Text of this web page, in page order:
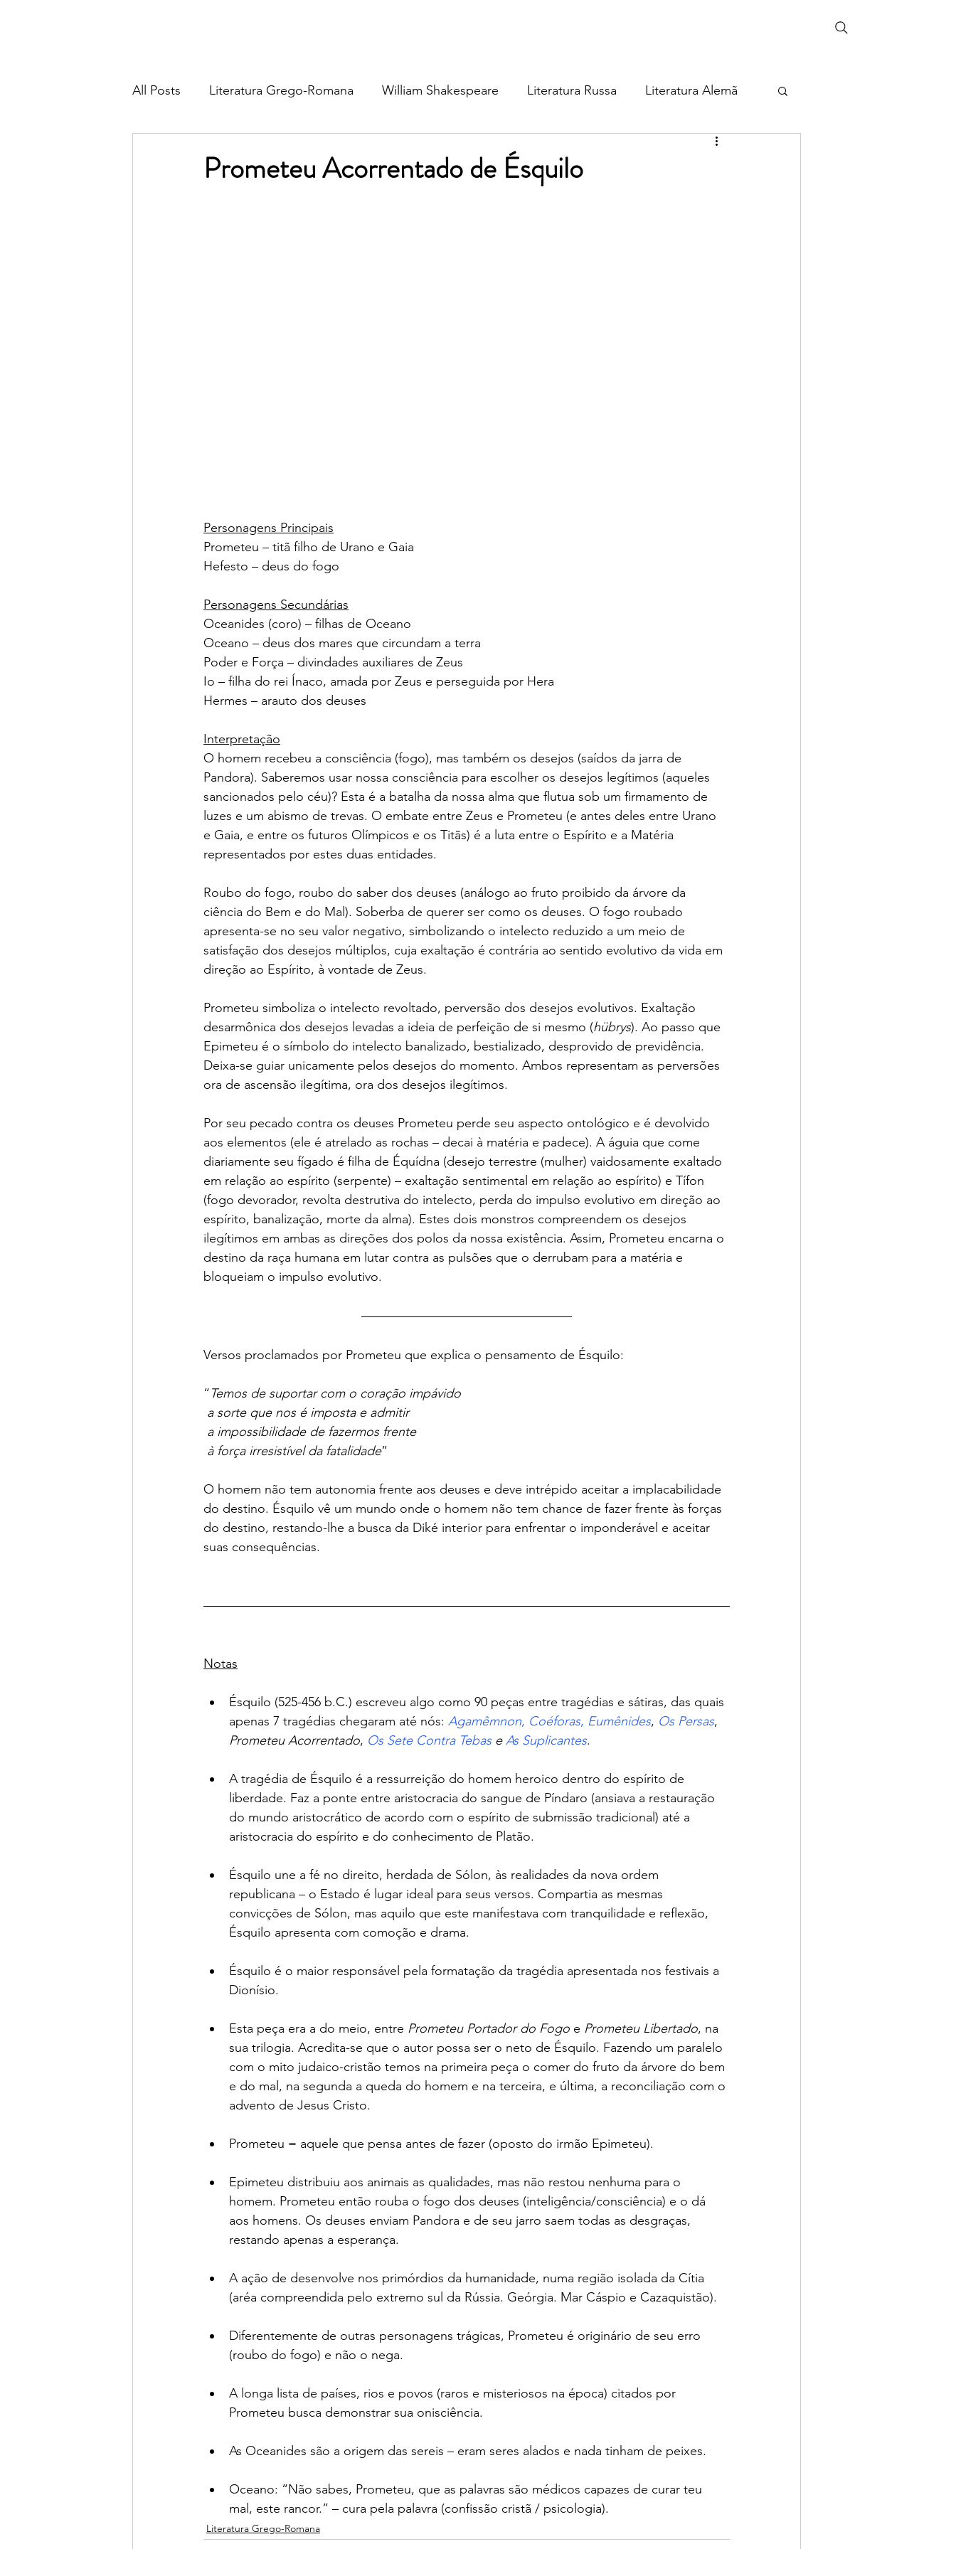
All Posts Literatura Grego-Romana William Shakespeare Literatura Russa Literatura Alemã
Literatura Inglesa
Prometeu Acorrentado de Ésquilo
Personagens Principais
Prometeu – titã filho de Urano e Gaia
Hefesto – deus do fogo
Personagens Secundárias
Oceanides (coro) – filhas de Oceano
Oceano – deus dos mares que circundam a terra
Poder e Força – divindades auxiliares de Zeus
Io – filha do rei Ínaco, amada por Zeus e perseguida por Hera
Hermes – arauto dos deuses
Interpretação
O homem recebeu a consciência (fogo), mas também os desejos (saídos da jarra de
Pandora). Saberemos usar nossa consciência para escolher os desejos legítimos (aqueles
sancionados pelo céu)? Esta é a batalha da nossa alma que flutua sob um firmamento de
luzes e um abismo de trevas. O embate entre Zeus e Prometeu (e antes deles entre Urano
e Gaia, e entre os futuros Olímpicos e os Titãs) é a luta entre o Espírito e a Matéria
representados por estes duas entidades.
Roubo do fogo, roubo do saber dos deuses (análogo ao fruto proibido da árvore da
ciência do Bem e do Mal). Soberba de querer ser como os deuses. O fogo roubado
apresenta-se no seu valor negativo, simbolizando o intelecto reduzido a um meio de
satisfação dos desejos múltiplos, cuja exaltação é contrária ao sentido evolutivo da vida em
direção ao Espírito, à vontade de Zeus.
Prometeu simboliza o intelecto revoltado, perversão dos desejos evolutivos. Exaltação
desarmônica dos desejos levadas a ideia de perfeição de si mesmo (hübrys). Ao passo que
Epimeteu é o símbolo do intelecto banalizado, bestializado, desprovido de previdência.
Deixa-se guiar unicamente pelos desejos do momento. Ambos representam as perversões
ora de ascensão ilegítima, ora dos desejos ilegítimos.
Por seu pecado contra os deuses Prometeu perde seu aspecto ontológico e é devolvido
aos elementos (ele é atrelado as rochas – decai à matéria e padece). A águia que come
diariamente seu fígado é filha de Équídna (desejo terrestre (mulher) vaidosamente exaltado
em relação ao espírito (serpente) – exaltação sentimental em relação ao espírito) e Tífon
(fogo devorador, revolta destrutiva do intelecto, perda do impulso evolutivo em direção ao
espírito, banalização, morte da alma). Estes dois monstros compreendem os desejos
ilegítimos em ambas as direções dos polos da nossa existência. Assim, Prometeu encarna o
destino da raça humana em lutar contra as pulsões que o derrubam para a matéria e
bloqueiam o impulso evolutivo.
Versos proclamados por Prometeu que explica o pensamento de Ésquilo:
“Temos de suportar com o coração impávido
a sorte que nos é imposta e admitir
a impossibilidade de fazermos frente
à força irresistível da fatalidade”
O homem não tem autonomia frente aos deuses e deve intrépido aceitar a implacabilidade
do destino. Ésquilo vê um mundo onde o homem não tem chance de fazer frente às forças
do destino, restando-lhe a busca da Diké interior para enfrentar o imponderável e aceitar
suas consequências.
Notas
Ésquilo (525-456 b.C.) escreveu algo como 90 peças entre tragédias e sátiras, das quais
apenas 7 tragédias chegaram até nós: Agamêmnon, Coéforas, Eumênides, Os Persas,
Prometeu Acorrentado, Os Sete Contra Tebas e As Suplicantes.
A tragédia de Ésquilo é a ressurreição do homem heroico dentro do espírito de
liberdade. Faz a ponte entre aristocracia do sangue de Píndaro (ansiava a restauração
do mundo aristocrático de acordo com o espírito de submissão tradicional) até a
aristocracia do espírito e do conhecimento de Platão.
Ésquilo une a fé no direito, herdada de Sólon, às realidades da nova ordem
republicana – o Estado é lugar ideal para seus versos. Compartia as mesmas
convicções de Sólon, mas aquilo que este manifestava com tranquilidade e reflexão,
Ésquilo apresenta com comoção e drama.
Ésquilo é o maior responsável pela formatação da tragédia apresentada nos festivais a
Dionísio.
Esta peça era a do meio, entre Prometeu Portador do Fogo e Prometeu Libertado, na
sua trilogia. Acredita-se que o autor possa ser o neto de Ésquilo. Fazendo um paralelo
com o mito judaico-cristão temos na primeira peça o comer do fruto da árvore do bem
e do mal, na segunda a queda do homem e na terceira, e última, a reconciliação com o
advento de Jesus Cristo.
Prometeu = aquele que pensa antes de fazer (oposto do irmão Epimeteu).
Epimeteu distribuiu aos animais as qualidades, mas não restou nenhuma para o
homem. Prometeu então rouba o fogo dos deuses (inteligência/consciência) e o dá
aos homens. Os deuses enviam Pandora e de seu jarro saem todas as desgraças,
restando apenas a esperança.
A ação de desenvolve nos primórdios da humanidade, numa região isolada da Cítia
(aréa compreendida pelo extremo sul da Rússia. Geórgia. Mar Cáspio e Cazaquistão).
Diferentemente de outras personagens trágicas, Prometeu é originário de seu erro
(roubo do fogo) e não o nega.
A longa lista de países, rios e povos (raros e misteriosos na época) citados por
Prometeu busca demonstrar sua onisciência.
As Oceanides são a origem das sereis – eram seres alados e nada tinham de peixes.
Oceano: “Não sabes, Prometeu, que as palavras são médicos capazes de curar teu
mal, este rancor.” – cura pela palavra (confissão cristã / psicologia).
Literatura Grego-Romana